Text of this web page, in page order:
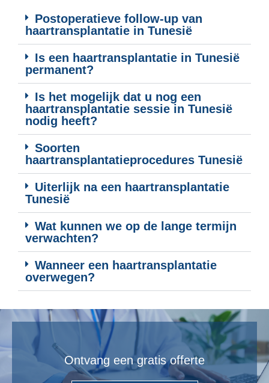
Postoperatieve follow-up van
haartransplantatie in Tunesië
Is een haartransplantatie in Tunesië
permanent?
Is het mogelijk dat u nog een
haartransplantatie sessie in Tunesië
nodig heeft?
Soorten
haartransplantatieprocedures Tunesië
Uiterlijk na een haartransplantatie
Tunesië
Wat kunnen we op de lange termijn
verwachten?
Wanneer een haartransplantatie
overwegen?
Ontvang een gratis offerte